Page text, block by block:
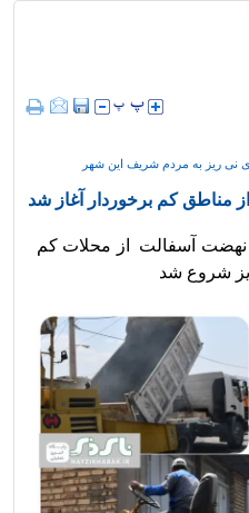
نی ریز به مردم شریف این شهر
مناطق کم برخوردار آغاز شد